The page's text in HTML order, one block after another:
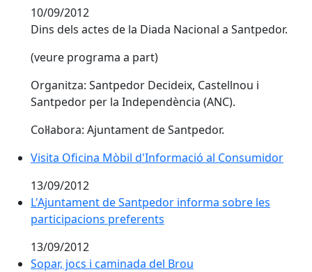
10/09/2012
Dins dels actes de la Diada Nacional a Santpedor.
(veure programa a part)
Organitza: Santpedor Decideix, Castellnou i
Santpedor per la Independència (ANC).
Col·labora: Ajuntament de Santpedor.
Visita Oficina Mòbil d'Informació al Consumidor
13/09/2012
L'Ajuntament de Santpedor informa sobre les
participacions preferents
13/09/2012
Sopar, jocs i caminada del Brou